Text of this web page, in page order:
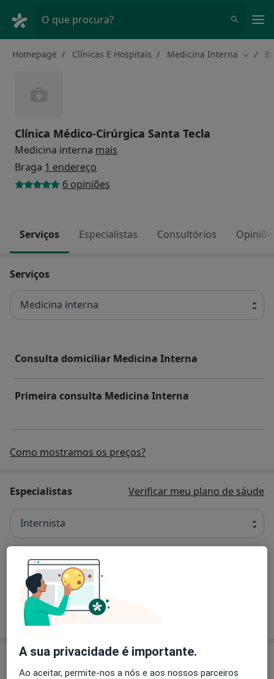
O que procura?
Homepage Clínicas E Hospitais Medicina Interna Mudar
Clínica Médico-Cirúrgica Santa Tecla
Medicina interna mais
Braga 1 endereço
6 opiniões
Serviços Especialistas Consultórios
Serviços
Medicina interna
Consulta domiciliar Medicina Interna
Primeira consulta Medicina Interna
Como mostramos os preços?
Especialistas Verificar meu plano de sáude
Internista
Dr. Manuel P Campos Monteiro
Internista
3 opiniões
Consultório
A sua privacidade é importante.
Ao aceitar, permite-nos a nós e aos nossos parceiros